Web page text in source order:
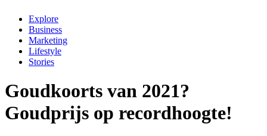
Explore
Business
Marketing
Lifestyle
Stories
Goudkoorts van 2021?
Goudprijs op recordhoogte!